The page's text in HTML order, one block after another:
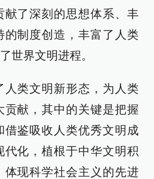
献了深刻的思想体系、丰
的制度创造，丰富了人类
世界文明进程。
人类文明新形态，为人类
献，其中的关键是把握
借鉴吸收人类优秀文明成
化，植根于中华文明积
体现科学社会主义的先进